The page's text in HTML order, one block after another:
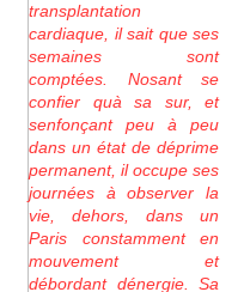
transplantation
cardiaque, il sait que ses
semaines sont
comptées. Nosant se
confier quà sa sur, et
senfonçant peu à peu
dans un état de déprime
permanent, il occupe ses
journées à observer la
vie, dehors, dans un
Paris constamment en
mouvement et
débordant dénergie. Sa